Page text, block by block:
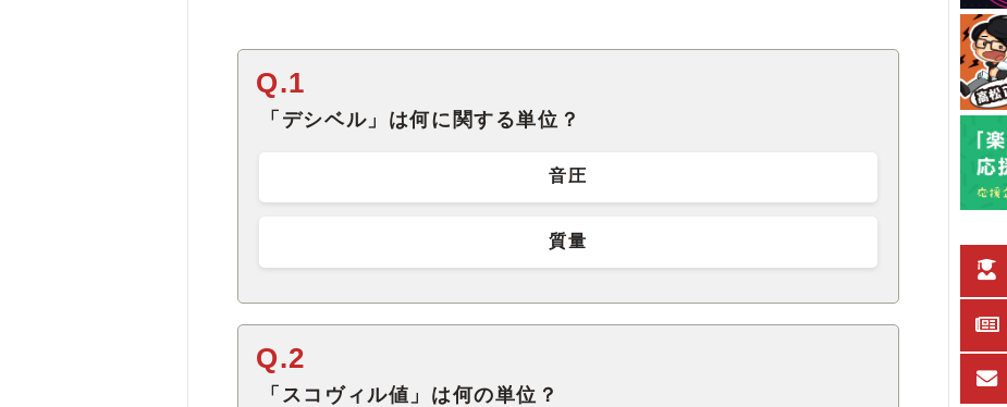
Q.1
「デシベル」は何に関する単位？
音圧
質量
Q.2
「スコヴィル値」は何の単位？